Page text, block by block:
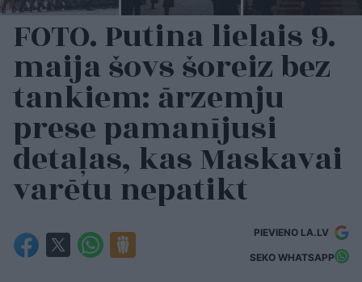
FOTO. Putina lielais 9.
maija šovs šoreiz bez
tankiem: ārzemju
prese pamanījusi
detaļas, kas Maskavai
varētu nepatikt
PIEVIENO LA.LV
SEKO WHATSAPP